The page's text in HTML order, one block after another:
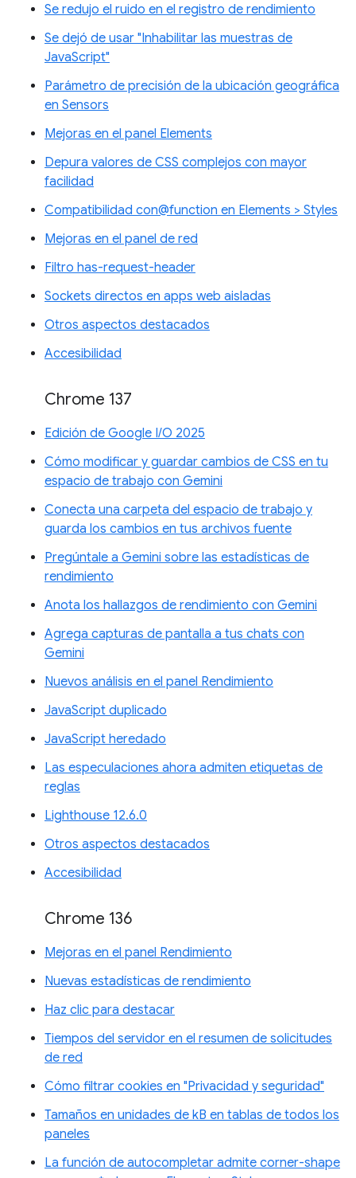
Se redujo el ruido en el registro de rendimiento
Se dejó de usar "Inhabilitar las muestras de
JavaScript"
Parámetro de precisión de la ubicación geográfica
en Sensors
Mejoras en el panel Elements
Depura valores de CSS complejos con mayor
facilidad
Compatibilidad con@function en Elements > Styles
Mejoras en el panel de red
Filtro has-request-header
Sockets directos en apps web aisladas
Otros aspectos destacados
Accesibilidad
Chrome 137
Edición de Google I/O 2025
Cómo modificar y guardar cambios de CSS en tu
espacio de trabajo con Gemini
Conecta una carpeta del espacio de trabajo y
guarda los cambios en tus archivos fuente
Pregúntale a Gemini sobre las estadísticas de
rendimiento
Anota los hallazgos de rendimiento con Gemini
Agrega capturas de pantalla a tus chats con
Gemini
Nuevos análisis en el panel Rendimiento
JavaScript duplicado
JavaScript heredado
Las especulaciones ahora admiten etiquetas de
reglas
Lighthouse 12.6.0
Otros aspectos destacados
Accesibilidad
Chrome 136
Mejoras en el panel Rendimiento
Nuevas estadísticas de rendimiento
Haz clic para destacar
Tiempos del servidor en el resumen de solicitudes
de red
Cómo filtrar cookies en "Privacidad y seguridad"
Tamaños en unidades de kB en tablas de todos los
paneles
La función de autocompletar admite corner-shape